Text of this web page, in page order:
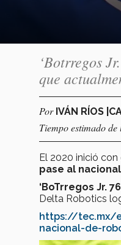
‘Botrregos
que
Por IVÁN RÍOS
Tiempo estimado
El 2020 inició
pase al
‘BoTrregos Jr.
Delta Robotics
https://tec.mx/
nacional-de-